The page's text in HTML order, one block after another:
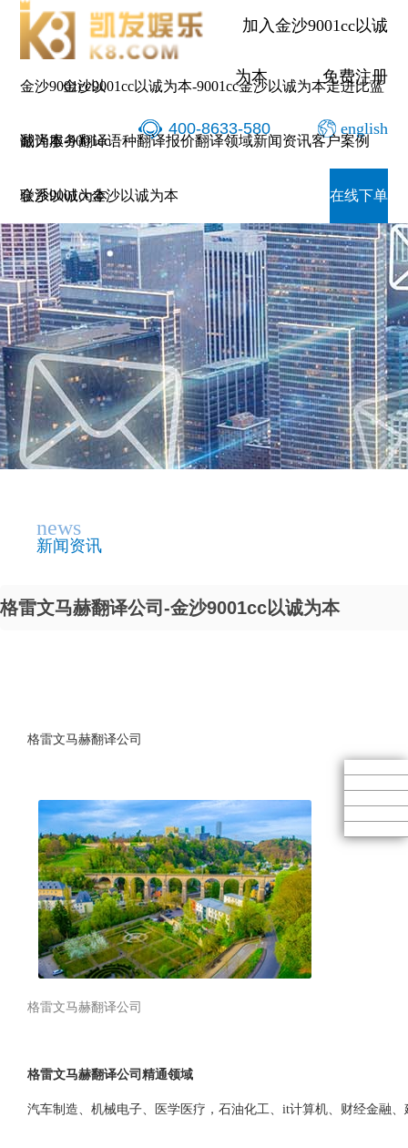
加入金沙9001cc以诚
为本 免费注册
400-8633-580 english
金沙9001cc以
诚为本-9001cc
金沙以诚为本
金沙9001cc以诚为本-9001cc金沙以诚为本走进比蓝
翻译服务翻译语种翻译报价翻译领域新闻资讯客户案例
联系9001cc金沙以诚为本 在线下单
news
新闻资讯
格雷文马赫翻译公司-金沙9001cc以诚为本
格雷文马赫翻译公司
格雷文马赫翻译公司
格雷文马赫翻译公司精通领域
汽车制造、机械电子、医学医疗，石油化工、it计算机、财经金融